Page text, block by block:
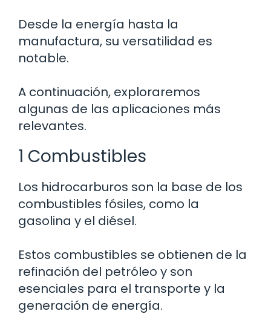
Desde la energía hasta la
manufactura, su versatilidad es
notable.
A continuación, exploraremos
algunas de las aplicaciones más
relevantes.
1 Combustibles
Los hidrocarburos son la base de los
combustibles fósiles, como la
gasolina y el diésel.
Estos combustibles se obtienen de la
refinación del petróleo y son
esenciales para el transporte y la
generación de energía.